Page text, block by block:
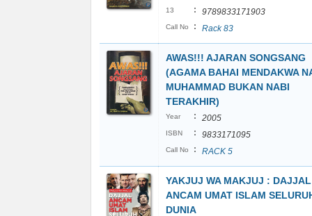
13
: 9789833171903
Call No : Rack 83
AWAS!!! AJARAN SONGSANG
(AGAMA BAHAI MENDAKWA
MUHAMMAD BUKAN NABI
TERAKHIR)
Year : 2005
ISBN : 9833171095
Call No : RACK 5
YAKJUJ WA MAKJUJ : DAJJAL
ANCAM UMAT ISLAM
DUNIA